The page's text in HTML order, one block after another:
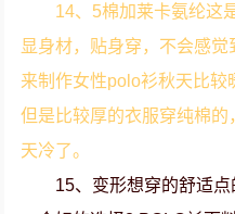
14、5棉加莱卡氨纶这
显身材，贴身穿，不会感
来制作女性polo衫秋天比较
但是比较厚的衣服穿纯棉
天冷了。
15、变形想穿的舒适